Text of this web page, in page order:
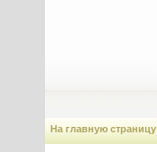
На главную страницу